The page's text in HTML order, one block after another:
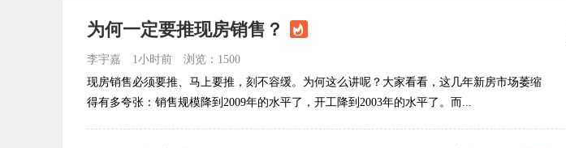
为何一定要推现房销售？
李宇嘉 1小时前
浏览：1500
现房销售必须要推、马上要推，刻不容缓。为何这么讲呢？大家看看，这几年新房市场萎缩
得有多夸张：销售规模降到2009年的水平了，开工降到2003年的水平了。而...